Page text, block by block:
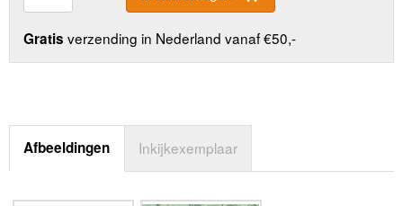
Gratis verzending in Nederland vanaf €50,-
Afbeeldingen Inkijkexemplaar